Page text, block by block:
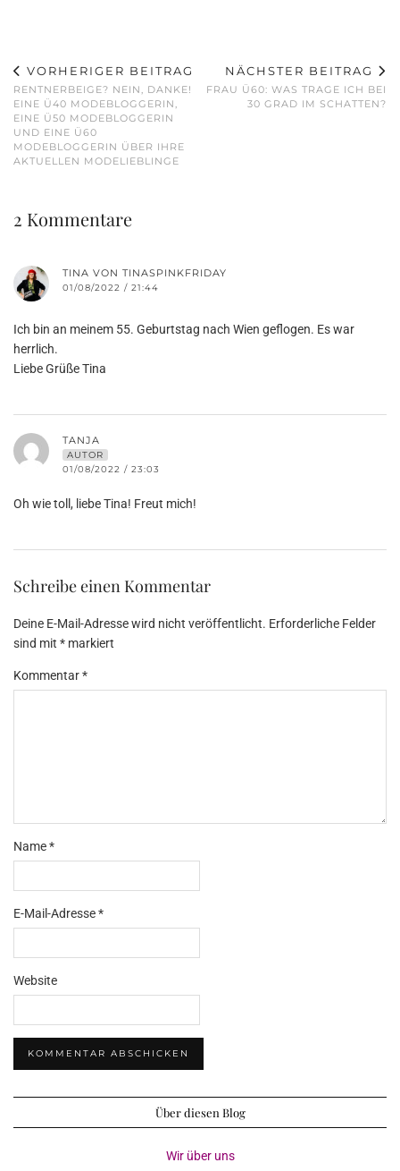
VORHERIGER BEITRAG
RENTNERBEIGE? NEIN, DANKE!
EINE Ü40 MODEBLOGGERIN,
EINE Ü50 MODEBLOGGERIN
UND EINE Ü60
MODEBLOGGERIN ÜBER IHRE
AKTUELLEN MODELIEBLINGE
NÄCHSTER BEITRAG
FRAU Ü60: WAS TRAGE ICH BEI
30 GRAD IM SCHATTEN?
2 Kommentare
TINA VON TINASPINKFRIDAY
01/08/2022 / 21:44
Ich bin an meinem 55. Geburtstag nach Wien geflogen. Es war
herrlich.
Liebe Grüße Tina
TANJA
AUTOR
01/08/2022 / 23:03
Oh wie toll, liebe Tina! Freut mich!
Schreibe einen Kommentar
Deine E-Mail-Adresse wird nicht veröffentlicht. Erforderliche Felder
sind mit * markiert
Kommentar*
Name*
E-Mail-Adresse*
Website
Über diesen Blog
Wir über uns